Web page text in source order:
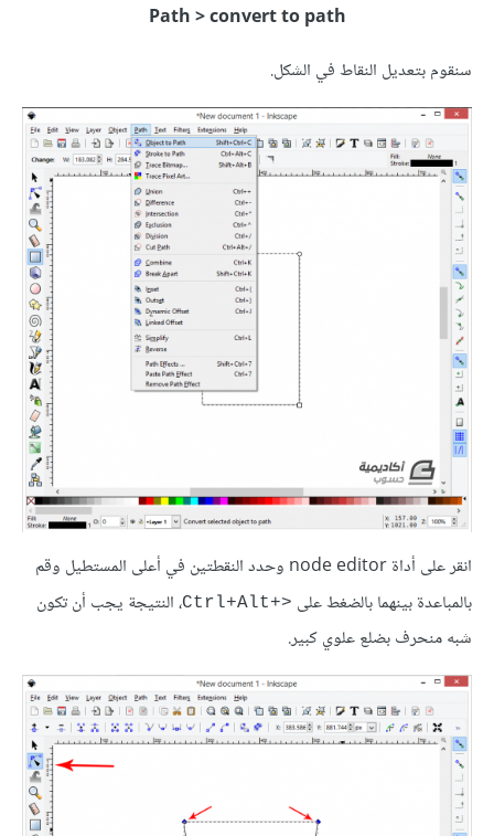
Path > convert to path
سنقوم بتعديل النقاط في الشكل.
انقر على أداة node editor وحدد النقطتين في أعلى المستطيل وقم
بالمباعدة بينهما بالضغط على <+Ctrl+Alt
، النتيجة يجب أن تكون
شبه منحرف بضلع علوي كبير.